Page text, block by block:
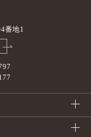
番地1